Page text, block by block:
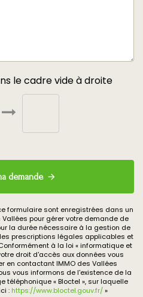
le cadre vide à droite
demande
formulaire sont enregistrées dans un
pour gérer votre demande de
la durée nécessaire à la gestion de
prescriptions légales applicables et
à la loi « informatique et
droit d'accès aux données vous
en contactant IMMO des Vallées
vous informons de l'existence de la
« Bloctel », sur laquelle
: https://www.bloctel.gouv.fr/»